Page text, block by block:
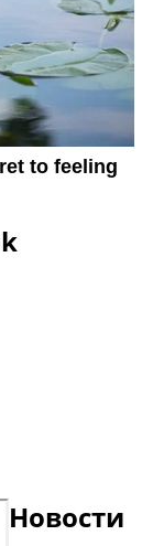
Новости